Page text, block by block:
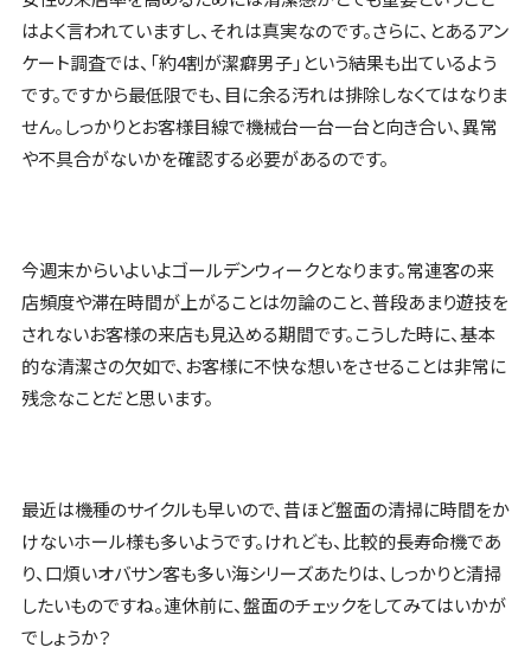
はよく言われていますし、それは真実なのです。さらに、とあるアン
ケート調査では、「約4割が潔癖男子」という結果も出ているよう
です。ですから最低限でも、目に余る汚れは排除しなくてはなりま
せん。しっかりとお客様目線で機械台一台一台と向き合い、異常
や不具合がないかを確認する必要があるのです。
今週末からいよいよゴールデンウィークとなります。常連客の来
店頻度や滞在時間が上がることは勿論のこと、普段あまり遊技を
されないお客様の来店も見込める期間です。こうした時に、基本
的な清潔さの欠如で、お客様に不快な想いをさせることは非常に
残念なことだと思います。
最近は機種のサイクルも早いので、昔ほど盤面の清掃に時間をか
けないホール様も多いようです。けれども、比較的長寿命機であ
り、口煩いオバサン客も多い海シリーズあたりは、しっかりと清掃
したいものですね。連休前に、盤面のチェックをしてみてはいかが
でしょうか？